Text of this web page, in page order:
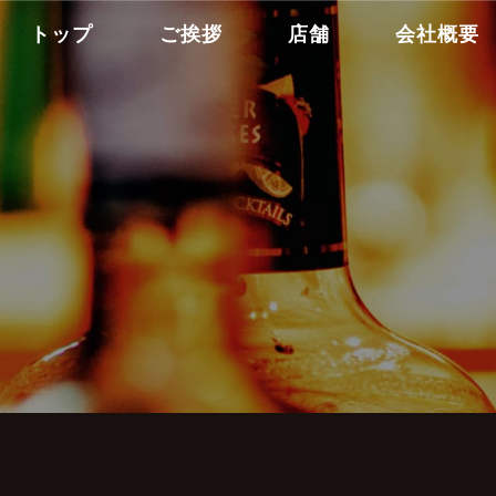
トップ ご挨拶 店舗 会社概要